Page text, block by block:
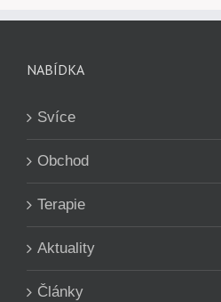
NABÍDKA
Svíce
Obchod
Terapie
Aktuality
Články